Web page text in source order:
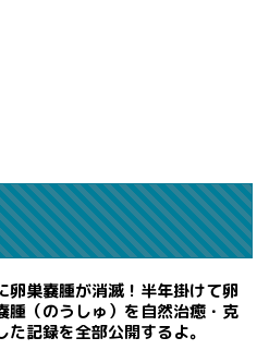
卵巣嚢腫が消滅！半年掛けて卵
腫（のうしゅ）を自然治癒・克
た記録を全部公開するよ。